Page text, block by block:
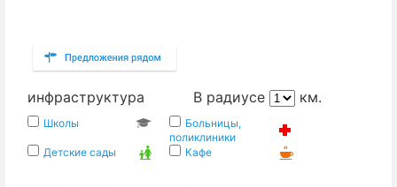
инфраструктура В радиусе км.
Школы
Больницы,
поликлиники
Детские сады
Кафе